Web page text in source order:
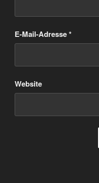
E-Mail-Adresse*
Website